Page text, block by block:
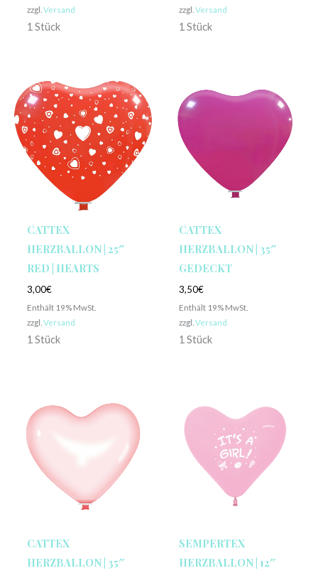
zzgl. Versand
1 Stück
zzgl. Versand
1 Stück
CATTEX
HERZBALLON | 25″
RED | HEARTS
3,00€
Enthält 19% MwSt.
zzgl. Versand
1 Stück
CATTEX
HERZBALLON | 35″
GEDECKT
3,50€
Enthält 19% MwSt.
zzgl. Versand
1 Stück
CATTEX
HERZBALLON | 35″
SEMPERTEX
HERZBALLON | 12″